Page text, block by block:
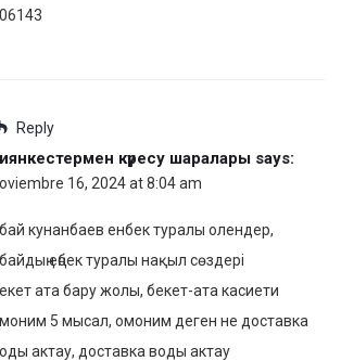
Reply
күресу шаралары says:
16, 2024 at 8:04 am
кунанбаев енбек туралы олендер,
еңбек туралы нақыл сөздері
ата бару жолы, бекет-ата касиети
5 мысал, омоним деген не доставка
актау, доставка воды актау